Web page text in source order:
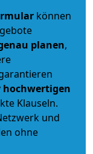
können
planen,
Klauseln.
und
ohne